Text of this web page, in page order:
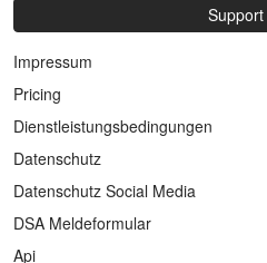
Impressum
Pricing
Dienstleistungsbedingungen
Datenschutz
Datenschutz Social Media
DSA Meldeformular
Api